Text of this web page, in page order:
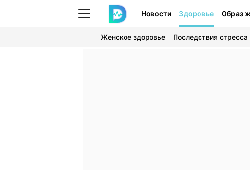
Новости Здоровье Образ
Женское здоровье Последствия стресса